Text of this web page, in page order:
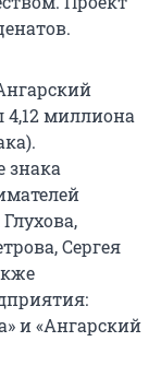
4,12 миллиона
знака
Сергея
и «Ангарский